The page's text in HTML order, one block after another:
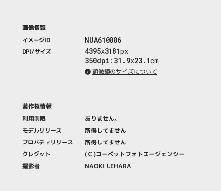
画像情報
イメージID
NUA610006
DPI/サイズ 4395x3181px
350dpi : 31.9x23.1cm
顕微鏡のサイズについて
著作権情報
利用制限
ありません。
モデルリリース
所得してません
プロパティリリース
所得してません
クレジット
(Ｃ)コーベットフォトエージェンシー
撮影者
NAOKI UEHARA